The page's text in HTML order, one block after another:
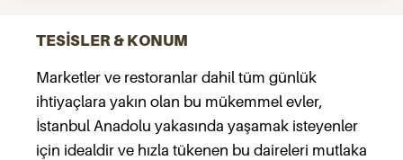
TESİSLER & KONUM
Marketler ve restoranlar dahil tüm günlük
ihtiyaçlara yakın olan bu mükemmel evler,
İstanbul Anadolu yakasında yaşamak isteyenler
için idealdir ve hızla tükenen bu daireleri mutlaka